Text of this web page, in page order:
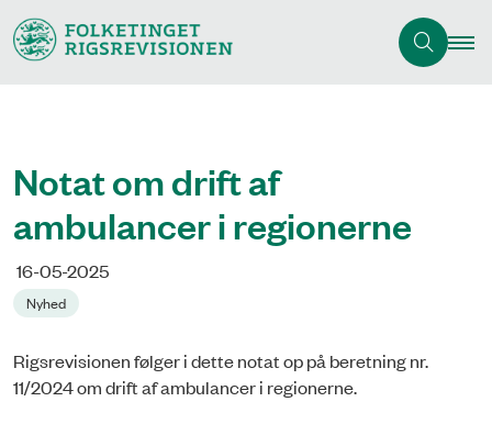
Notat om drift af
ambulancer i regionerne
16-05-2025
Nyhed
Rigsrevisionen følger i dette notat op på beretning nr.
11/2024 om drift af ambulancer i regionerne.